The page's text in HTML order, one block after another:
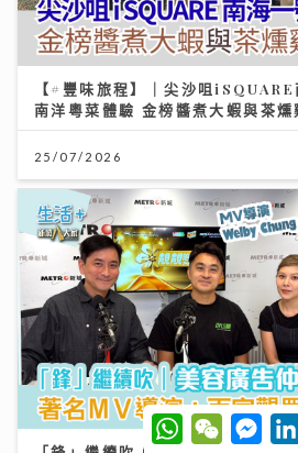
【#豐味旅程】｜尖沙咀
南洋粵菜體驗 金榜醬煮大蝦與茶燻
25/07/2026
W
h
W
e
M
e